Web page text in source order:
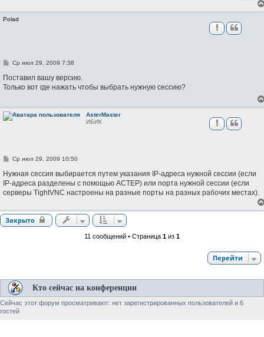
Polad
С
о
щ
и
е
Ср июл 29, 2009 7:38
Поставил вашу версию.
Только вот где нажать чтобы выбрать нужную сессию?
AsterMaster
ИБИК
С
о
б
щ
е
е
Ср июл 29, 2009 10:50
Нужная сессия выбирается путем указания IP-адреса нужной сессии (если
IP-адреса разделены с помощью АСТЕР) или порта нужной сессии (если
серверы TightVNC настроены на разные порты на разных рабочих местах).
Закрыто
11 сообщений • Страница 1 из 1
Перейти
Кто сейчас на конференции
Сейчас этот форум просматривают: нет зарегистрированных пользователей и 6
гостей